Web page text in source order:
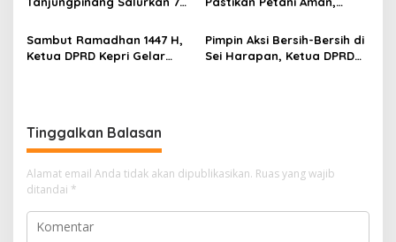
Terus Berlanj
Instrumen Kendali Inflasi
Sambut Ramadhan 1447 H,
Ketua DPRD Kepri Gelar
Pimpin Aksi Bersih-Bersih di
Sei Harapan, Ketua DPRD
Tinggalkan Balasan
Alamat email Anda tidak akan dipublikasikan. Ruas yang wajib
ditandai *